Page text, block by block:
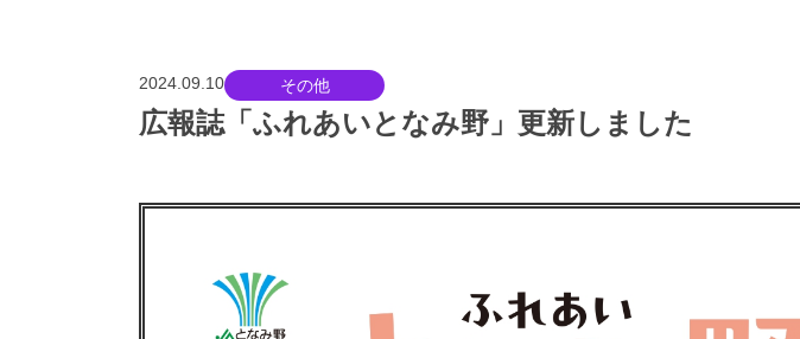
2024.09.10 その他
広報誌「ふれあいとなみ野」更新しました